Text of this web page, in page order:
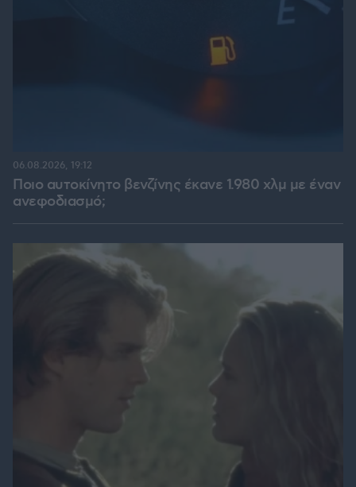
Ποιο αυτοκίνητο βενζίνης έκανε 1.980 χλμ με έναν
ανεφοδιασμό;
06.08.2026, 19:12